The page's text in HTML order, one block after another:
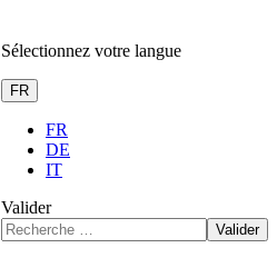
Sélectionnez votre langue
FR
FR
DE
IT
Valider
Valider